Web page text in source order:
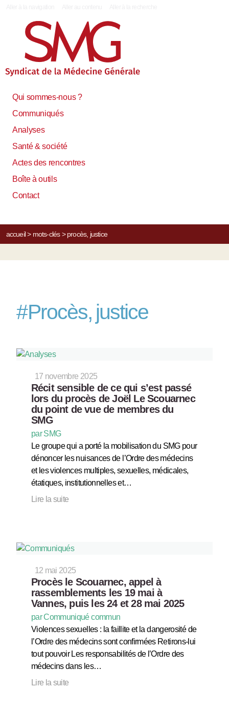
Qui sommes-nous ?
Communiqués
Analyses
Santé & société
Actes des rencontres
Boîte à outils
Contact
accueil> mots-clés> procès, justice
#Procès, justice
17 novembre 2025
Récit sensible de ce qui s’est passé
lors du procès de Joël Le Scouarnec
du point de vue de membres du
SMG
par SMG
Le groupe qui a porté la mobilisation du SMG pour
dénoncer les nuisances de l’Ordre des médecins
et les violences multiples, sexuelles, médicales,
étatiques, institutionnelles et…
Lire la suite
12 mai 2025
Procès le Scouarnec, appel à
rassemblements les 19 mai à
Vannes, puis les 24 et 28 mai 2025
par Communiqué commun
Violences sexuelles : la faillite et la dangerosité de
l’Ordre des médecins sont confirmées Retirons-lui
tout pouvoir Les responsabilités de l’Ordre des
médecins dans les…
Lire la suite